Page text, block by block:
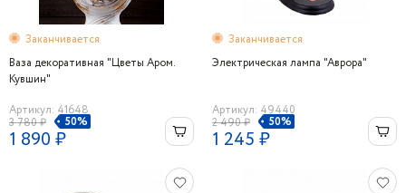
Заканчивается
Ваза декоративная "Цветы Аром.
Кувшин"
Артикул: 41648
3 780 ₽
50%
1 890 ₽
Заканчивается
Электрическая лампа "Аврора"
Артикул: 49440
2 490 ₽
50%
1 245 ₽